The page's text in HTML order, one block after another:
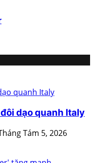
dạo quanh Italy
Tám 5, 2026